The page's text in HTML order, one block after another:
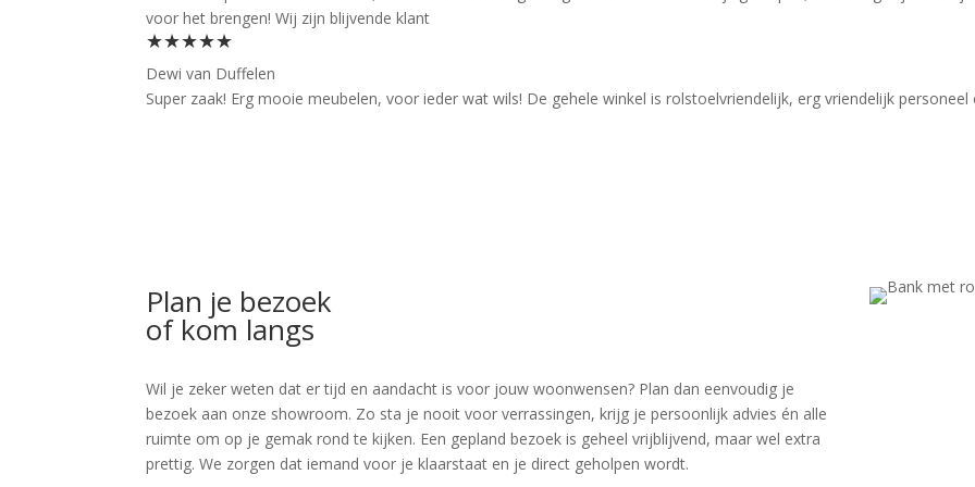
voor het brengen! Wij zijn blijvende klant
★★★★★
Dewi van Duffelen
Super zaak! Erg mooie meubelen, voor ieder wat wils! De gehele winkel is rolstoelvriendelijk, erg vriendelijk personeel
Plan je bezoek
of kom langs
Wil je zeker weten dat er tijd en aandacht is voor jouw woonwensen? Plan dan eenvoudig je
bezoek aan onze showroom. Zo sta je nooit voor verrassingen, krijg je persoonlijk advies én alle
ruimte om op je gemak rond te kijken. Een gepland bezoek is geheel vrijblijvend, maar wel extra
prettig. We zorgen dat iemand voor je klaarstaat en je direct geholpen wordt.